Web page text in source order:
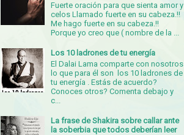
Fuerte oración para que sienta amor y
celos Llamado fuerte en su cabeza.!!
Me hago fuerte en su cabeza.!!
Porque yo creo que ( nombre de la ...
Los 10 ladrones de tu energía
El Dalai Lama comparte con nosotros
lo que para él son los 10 ladrones de
tu energía . Estás de acuerdo?
Conoces otros? Comenta debajo y
c...
La frase de Shakira sobre callar ante
la soberbia que todos deberían leer